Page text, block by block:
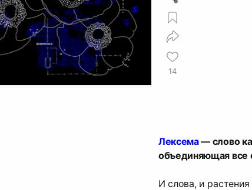
14
Лексема— слово
объединяющая все
И слова, и